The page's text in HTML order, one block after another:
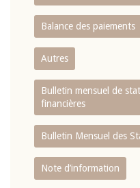
Balance des paiements
Autres
Bulletin mensuel de
financières
Bulletin Mensuel des
Note d’information